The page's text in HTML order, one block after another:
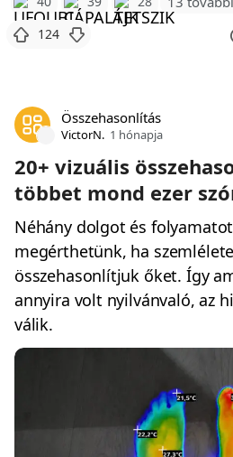
124
Összehasonlítás
VictorN. 1 hónapja
20+ vizuális
többet mond ezer
Néhány dolgot és
megérthetünk, ha
összehasonlítjuk őket. Így
annyira volt nyilvánvaló, az
válik.